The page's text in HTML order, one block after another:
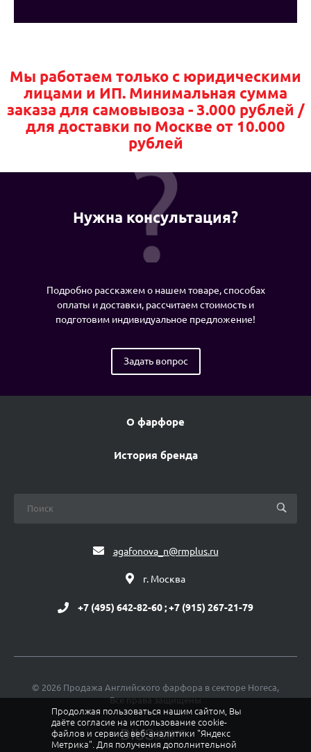
Мы работаем только с юридическими
лицами и ИП. Минимальная сумма
заказа для самовывоза - 3.000 рублей /
для доставки по Москве от 10.000
рублей
Нужна консультация?
Подробно расскажем о нашем товаре, способах
оплаты и доставки, рассчитаем стоимость и
подготовим индивидуальное предложение!
Задать вопрос
О фарфоре
История бренда
agafonova_n@rmplus.ru
г. Москва
+7 (495) 642-82-60 ; +7 (915) 267-21-79
© 2026 Продажа Английского фарфора в секторе Horeca,
Все права защищены
Продолжая пользоваться нашим сайтом, Вы
даёте согласие на использование cookie-
файлов и сервиса веб-аналитики "Яндекс
Метрика". Для получения дополнительной